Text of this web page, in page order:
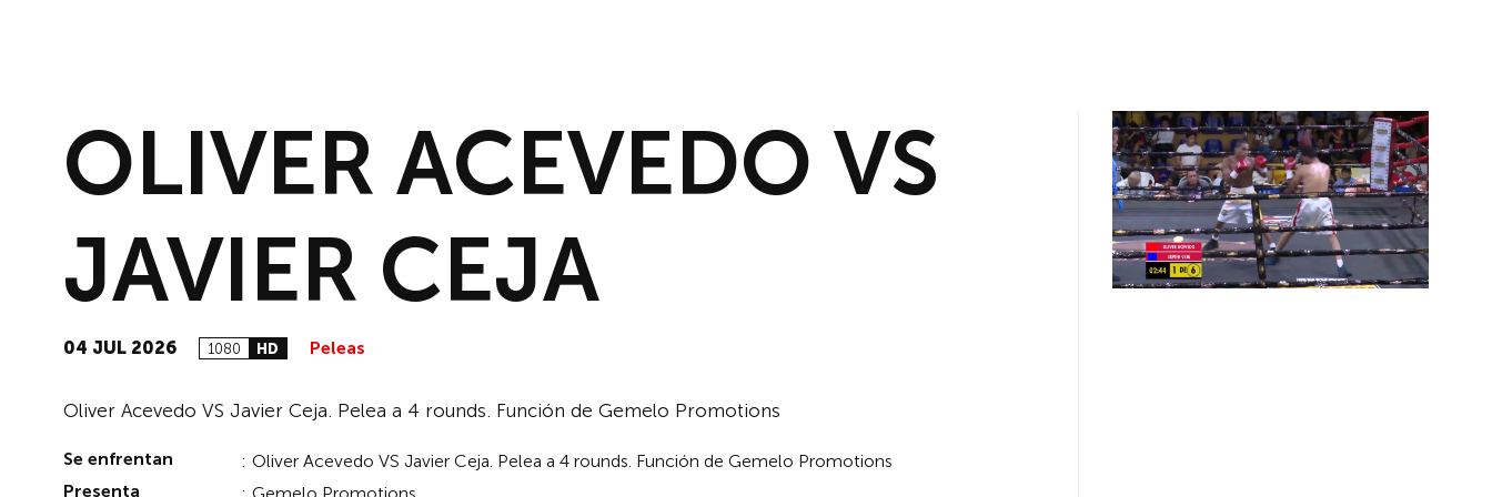
OLIVER ACEVEDO VS
JAVIER CEJA
04 JUL 2026 1080 HD Peleas
Oliver Acevedo VS Javier Ceja. Pelea a 4 rounds. Función de Gemelo Promotions
Se enfrentan : Oliver Acevedo VS Javier Ceja. Pelea a 4 rounds. Función de Gemelo Promotions
Presenta